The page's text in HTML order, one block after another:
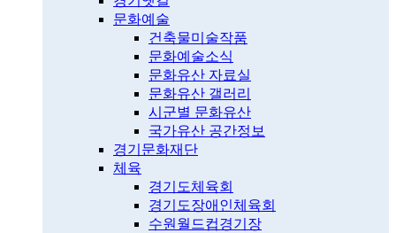
문화예술
건축물미술작품
문화예술소식
문화유산 자료실
문화유산 갤러리
시군별 문화유산
국가유산 공간정보
경기문화재단
체육
경기도체육회
경기도장애인체육회
수원월드컵경기장